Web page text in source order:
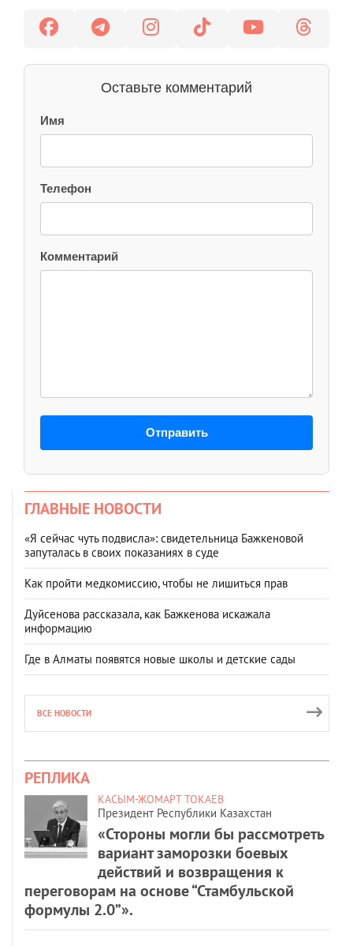
Оставьте комментарий
Имя
Телефон
Комментарий
Отправить
ГЛАВНЫЕ НОВОСТИ
«Я сейчас чуть подвисла»: свидетельница Бажкеновой
запуталась в своих показаниях в суде
Как пройти медкомиссию, чтобы не лишиться прав
Дуйсенова рассказала, как Бажкенова искажала
информацию
Где в Алматы появятся новые школы и детские сады
ВСЕ НОВОСТИ
РЕПЛИКА
КАСЫМ-ЖОМАРТ ТОКАЕВ
Президент Республики Казахстан
«Стороны могли бы рассмотреть
вариант заморозки боевых
действий и возвращения к
переговорам на основе “Стамбульской
формулы 2.0”».